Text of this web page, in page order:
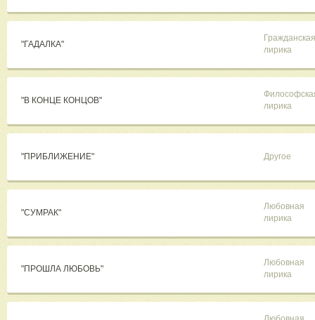
"ГАДАЛКА"
Гражданская
лирика
"В КОНЦЕ КОНЦОВ"
лирика
"ПРИБЛИЖЕНИЕ" Другое
"СУМРАК"
Любовная
лирика
"ПРОШЛА ЛЮБОВЬ"
Любовная
лирика